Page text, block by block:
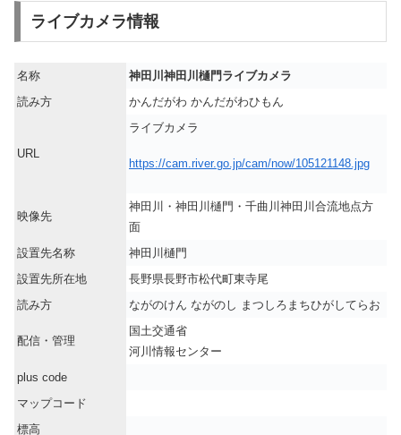
ライブカメラ情報
名称
神田川神田川樋門ライブカメラ
読み方
かんだがわ かんだがわひもん
URL
ライブカメラ
https://cam.river.go.jp/cam/now/105121148.jpg
映像先
神田川・神田川樋門・千曲川神田川合流地点方
面
設置先名称
神田川樋門
設置先所在地
長野県長野市松代町東寺尾
読み方
ながのけん ながのし まつしろまちひがしてらお
配信・管理
国土交通省
河川情報センター
plus code
マップコード
標高